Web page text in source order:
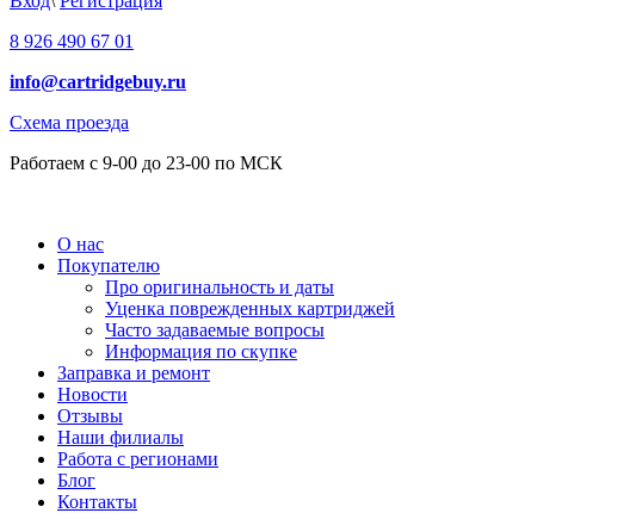
8 926 490 67 01
info@cartridgebuy.ru
Схема проезда
Работаем с 9-00 до 23-00 по МСК
О нас
Покупателю
Про оригинальность и даты
Уценка поврежденных картриджей
Часто задаваемые вопросы
Информация по скупке
Заправка и ремонт
Новости
Отзывы
Наши филиалы
Работа с регионами
Блог
Контакты